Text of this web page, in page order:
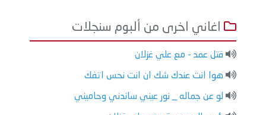
اغاني اخرى من ألبوم سنجلات
قتل عمد - مع علي غزلان
هوا انت عندك شك ان انت نحس اتفك
لو عن جماله _ نور عيني ساندني وحاميني